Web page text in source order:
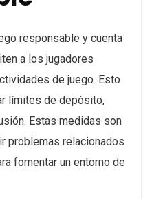
responsable y cuenta
a los jugadores
de juego. Esto
límites de depósito,
Estas medidas son
problemas relacionados
fomentar un entorno de